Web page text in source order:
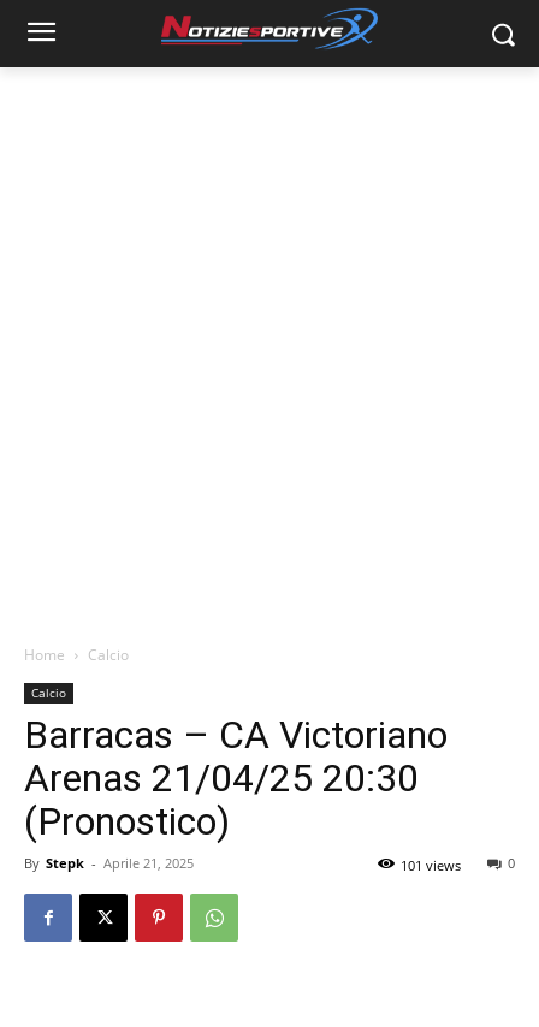
Home Calcio
Calcio
Barracas – CA Victoriano
Arenas 21/04/25 20:30
(Pronostico)
By Stepk - Aprile 21, 2025 0
101 views